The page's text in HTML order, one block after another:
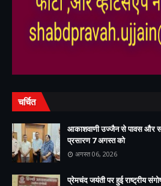
चर्चित
आकाशवाणी उज्जैन से पावस और
प्रसारण 7 अगस्त को
अगस्त 06, 2026
प्रेमचंद जयंती पर हुई राष्ट्रीय